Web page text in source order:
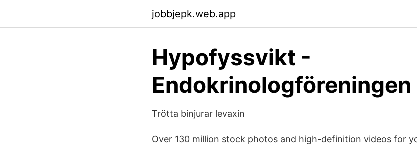
jobbjepk.web.app
Hypofyssvikt -
Endokrinologföreningen
Trötta binjurar levaxin
Over 130 million stock photos and high-definition videos for